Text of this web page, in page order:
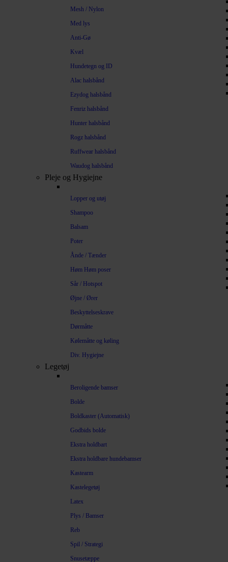
Mesh / Nylon
Med lys
Anti-Gø
Kvæl
Hundetegn og ID
Alac halsbånd
Ezydog halsbånd
Fenriz halsbånd
Hunter halsbånd
Rogz halsbånd
Ruffwear halsbånd
Waudog halsbånd
Pleje og Hygiejne
Lopper og utøj
Shampoo
Balsam
Poter
Ånde / Tænder
Høm Høm poser
Sår / Hotspot
Øjne / Ører
Beskyttelseskrave
Dørmåtte
Kølemåtte og køling
Div. Hygiejne
Legetøj
Beroligende bamser
Bolde
Boldkaster (Automatisk)
Godbids bolde
Ekstra holdbart
Ekstra holdbare hundebamser
Kastearm
Kastelegetøj
Latex
Plys / Bamser
Reb
Spil / Strategi
Snusetæppe